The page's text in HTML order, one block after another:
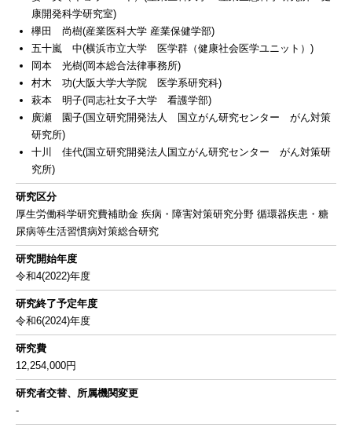
康開発科学研究室)
欅田 尚樹(産業医科大学 産業保健学部)
五十嵐 中(横浜市立大学 医学群（健康社会医学ユニット）)
岡本 光樹(岡本総合法律事務所)
村木 功(大阪大学大学院 医学系研究科)
萩本 明子(同志社女子大学 看護学部)
廣瀬 園子(国立研究開発法人 国立がん研究センター がん対策
研究所)
十川 佳代(国立研究開発法人国立がん研究センター がん対策研
究所)
研究区分
厚生労働科学研究費補助金 疾病・障害対策研究分野 循環器疾患・糖
尿病等生活習慣病対策総合研究
研究開始年度
令和4(2022)年度
研究終了予定年度
令和6(2024)年度
研究費
12,254,000円
研究者交替、所属機関変更
-